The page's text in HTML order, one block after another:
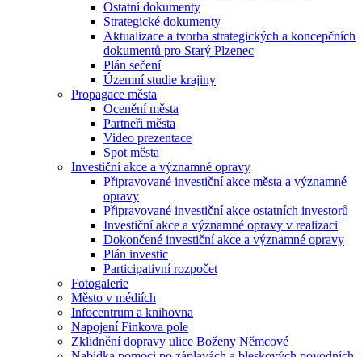
Ostatní dokumenty
Strategické dokumenty
Aktualizace a tvorba strategických a koncepčních
dokumentů pro Starý Plzenec
Plán sečení
Územní studie krajiny
Propagace města
Ocenění města
Partneři města
Video prezentace
Spot města
Investiční akce a významné opravy
Připravované investiční akce města a významné
opravy
Připravované investiční akce ostatních investorů
Investiční akce a významné opravy v realizaci
Dokončené investiční akce a významné opravy
Plán investic
Participativní rozpočet
Fotogalerie
Město v médiích
Infocentrum a knihovna
Napojení Finkova pole
Zklidnění dopravy ulice Boženy Němcové